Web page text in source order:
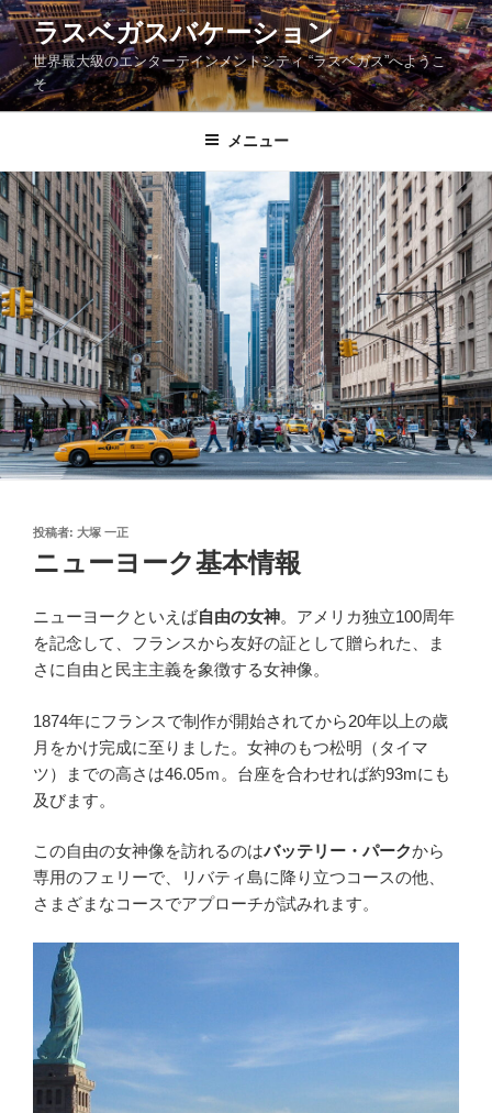
コ
ン
テ
ン
ツ
ス
キ
ッ
プ
ラスベガスバケーション
世界最大級のエンターテインメントシティ “ラスベガス”へようこ
そ
メニュー
投
日:
投稿者: 大塚 一正
ニューヨーク基本情報
ニューヨークといえば自由の女神。アメリカ独立100周年
を記念して、フランスから友好の証として贈られた、ま
さに自由と民主主義を象徴する女神像。
1874年にフランスで制作が開始されてから20年以上の歳
月をかけ完成に至りました。女神のもつ松明（タイマ
ツ）までの高さは46.05ｍ。台座を合わせれば約93mにも
及びます。
この自由の女神像を訪れるのはバッテリー・パークから
専用のフェリーで、リバティ島に降り立つコースの他、
さまざまなコースでアプローチが試みれます。